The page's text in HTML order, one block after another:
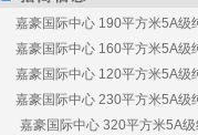
嘉豪国际中心 190平方米5A级
嘉豪国际中心 160平方米5A级
嘉豪国际中心 120平方米5A级
嘉豪国际中心 230平方米5A级
嘉豪国际中心 320平方米5A